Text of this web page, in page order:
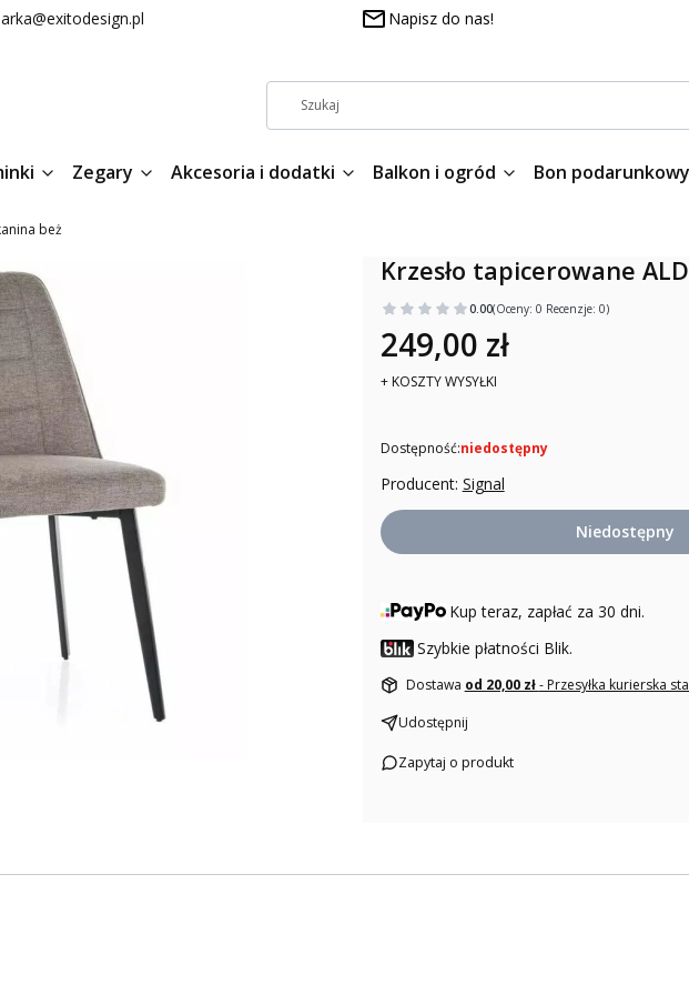
Napisz do nas!
Zegary Akcesoria i dodatki Balkon i ogród Bon podarunkowy
beż
Krzesło tapicerowane
0.00(Oceny: 0 Recenzje: 0)
249,00 zł
+ KOSZTY WYSYŁKI
Dostępność:niedostępny
Producent: Signal
Niedostępny
Kup teraz, zapłać za 30 dni.
Szybkie płatności Blik.
Dostawa od 20,00 zł- Przesyłka kurierska
Udostępnij
Zapytaj o produkt